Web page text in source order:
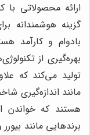
ارائه محصولاتی
گزینه هوشمندانه
بادوام و کارآمد
بهره‌گیری از
تولید می‌کند که
هستند که خواندن
برندهایی مانند